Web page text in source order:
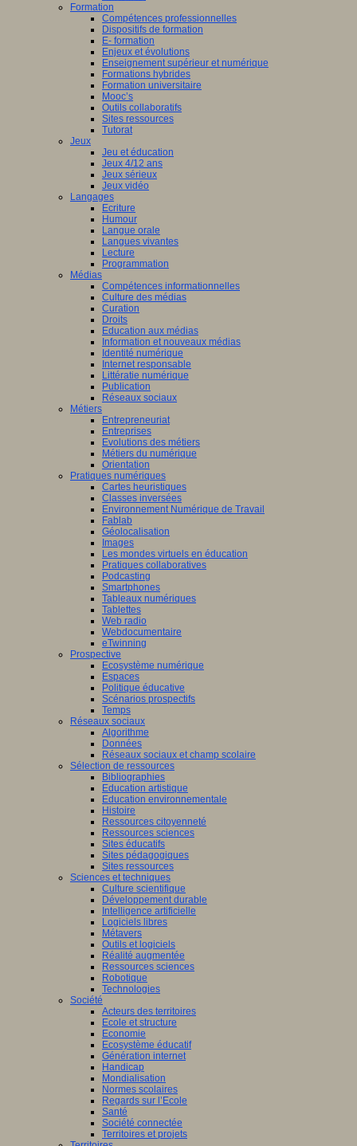
Formation
Compétences professionnelles
Dispositifs de formation
E- formation
Enjeux et évolutions
Enseignement supérieur et numérique
Formations hybrides
Formation universitaire
Mooc’s
Outils collaboratifs
Sites ressources
Tutorat
Jeux
Jeu et éducation
Jeux 4/12 ans
Jeux sérieux
Jeux vidéo
Langages
Ecriture
Humour
Langue orale
Langues vivantes
Lecture
Programmation
Médias
Compétences informationnelles
Culture des médias
Curation
Droits
Education aux médias
Information et nouveaux médias
Identité numérique
Internet responsable
Littératie numérique
Publication
Réseaux sociaux
Métiers
Entrepreneuriat
Entreprises
Evolutions des métiers
Métiers du numérique
Orientation
Pratiques numériques
Cartes heuristiques
Classes inversées
Environnement Numérique de Travail
Fablab
Géolocalisation
Images
Les mondes virtuels en éducation
Pratiques collaboratives
Podcasting
Smartphones
Tableaux numériques
Tablettes
Web radio
Webdocumentaire
eTwinning
Prospective
Ecosystème numérique
Espaces
Politique éducative
Scénarios prospectifs
Temps
Réseaux sociaux
Algorithme
Données
Réseaux sociaux et champ scolaire
Sélection de ressources
Bibliographies
Education artistique
Education environnementale
Histoire
Ressources citoyenneté
Ressources sciences
Sites éducatifs
Sites pédagogiques
Sites ressources
Sciences et techniques
Culture scientifique
Développement durable
Intelligence artificielle
Logiciels libres
Métavers
Outils et logiciels
Réalité augmentée
Ressources sciences
Robotique
Technologies
Société
Acteurs des territoires
Ecole et structure
Economie
Ecosystème éducatif
Génération internet
Handicap
Mondialisation
Normes scolaires
Regards sur l’Ecole
Santé
Société connectée
Territoires et projets